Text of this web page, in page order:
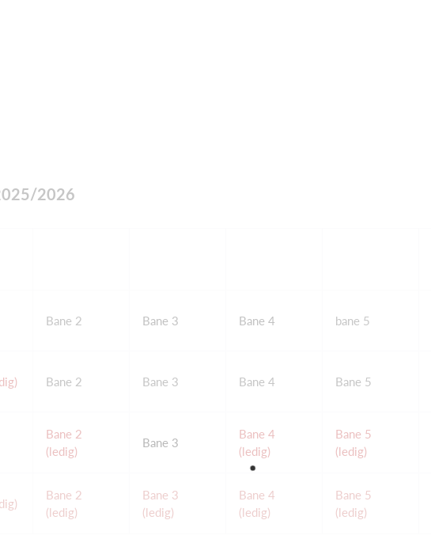
2026
Bane 2 Bane 3 Bane 4 bane 5
Bane 2 Bane 3 Bane 4 Bane 5
Bane 2
(ledig)
Bane 3
Bane 4
(ledig)
Bane 5
(ledig)
Bane 2
(ledig)
Bane 3
(ledig)
Bane 4
(ledig)
Bane 5
(ledig)